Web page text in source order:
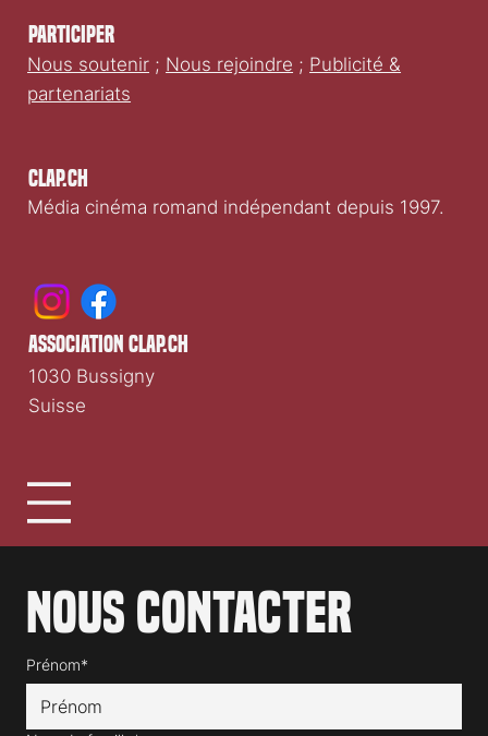
Clap.ch
Média cinéma romand indépendant depuis 1997.
Participer
Nous soutenir ; Nous rejoindre ; Publicité &
partenariats
Nous contacter
Prénom*
association clap.ch
1030 Bussigny
Suisse